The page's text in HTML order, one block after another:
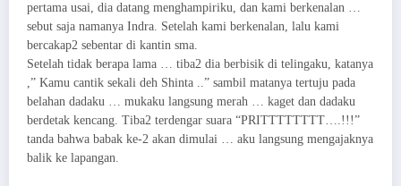
pertama usai, dia datang menghampiriku, dan kami berkenalan …
sebut saja namanya Indra. Setelah kami berkenalan, lalu kami
bercakap2 sebentar di kantin sma.
Setelah tidak berapa lama … tiba2 dia berbisik di telingaku, katanya
,” Kamu cantik sekali deh Shinta ..” sambil matanya tertuju pada
belahan dadaku … mukaku langsung merah … kaget dan dadaku
berdetak kencang. Tiba2 terdengar suara “PRITTTTTTTT….!!!”
tanda bahwa babak ke-2 akan dimulai … aku langsung mengajaknya
balik ke lapangan.